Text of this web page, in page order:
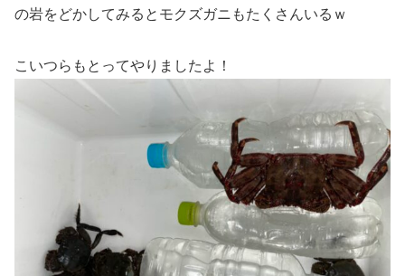
の岩をどかしてみるとモクズガニもたくさんいるｗ
こいつらもとってやりましたよ！